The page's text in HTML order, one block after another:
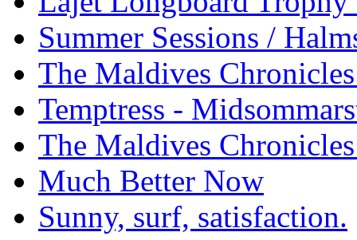
Summer Sessions /
The Maldives
Temptress -
The Maldives
Much Better Now
Sunny, surf, satisfaction.